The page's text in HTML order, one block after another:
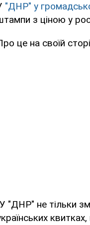
"ДНР" у
з ціною у
це на своїй
"ДНР" не тільки